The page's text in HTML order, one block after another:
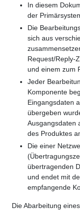
In diesem
der
Die
sich aus
Request/Reply-
und einem zum
Jeder
Komponente
Eingangsdaten
übergeben
Ausgangsdaten
des Produktes
Die einer
übertragenden
und endet mit
empfangende
Die Abarbeitung